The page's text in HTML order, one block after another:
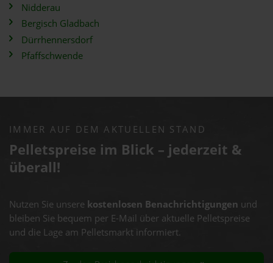
Nidderau
Bergisch Gladbach
Dürrhennersdorf
Pfaffschwende
IMMER AUF DEM AKTUELLEN STAND
Pelletspreise im Blick – jederzeit &
überall!
Nutzen Sie unsere kostenlosen Benachrichtigungen und
bleiben Sie bequem per E-Mail über aktuelle Pelletspreise
und die Lage am Pelletsmarkt informiert.